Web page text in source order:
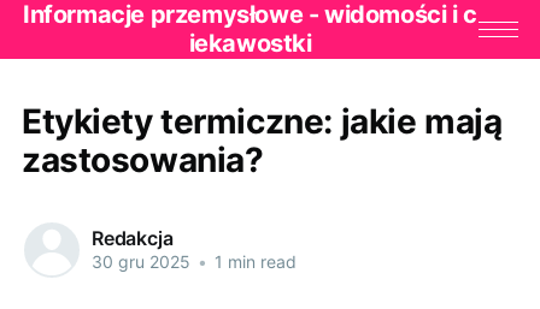
Informacje przemysłowe - widomości i c
iekawostki
Etykiety termiczne: jakie mają
zastosowania?
Redakcja
30 gru 2025 • 1 min read